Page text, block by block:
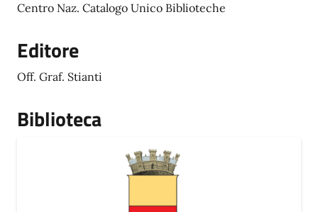
Centro Naz. Catalogo Unico Biblioteche
Editore
Off. Graf. Stianti
Biblioteca